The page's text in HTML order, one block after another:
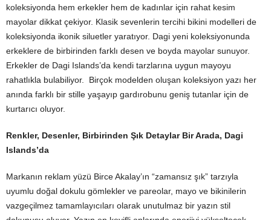
koleksiyonda hem erkekler hem de kadınlar için rahat kesim
mayolar dikkat çekiyor. Klasik sevenlerin tercihi bikini modelleri de
koleksiyonda ikonik siluetler yaratıyor. Dagi yeni koleksiyonunda
erkeklere de birbirinden farklı desen ve boyda mayolar sunuyor.
Erkekler de Dagi Islands’da kendi tarzlarına uygun mayoyu
rahatlıkla bulabiliyor. Birçok modelden oluşan koleksiyon yazı her
anında farklı bir stille yaşayıp gardırobunu geniş tutanlar için de
kurtarıcı oluyor.
Renkler, Desenler, Birbirinden Şık Detaylar Bir Arada, Dagi
Islands’da
Markanın reklam yüzü Birce Akalay’ın “zamansız şık” tarzıyla
uyumlu doğal dokulu gömlekler ve pareolar, mayo ve bikinilerin
vazgeçilmez tamamlayıcıları olarak unutulmaz bir yazın stil